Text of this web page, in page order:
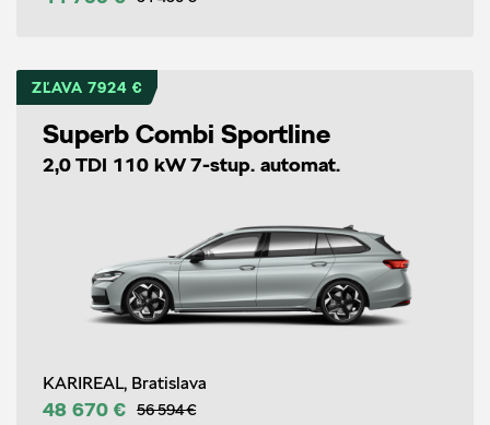
ZĽAVA 7924 €
Superb Combi Sportline
2,0 TDI 110 kW 7-stup. automat.
KARIREAL, Bratislava
48 670 € 56 594 €